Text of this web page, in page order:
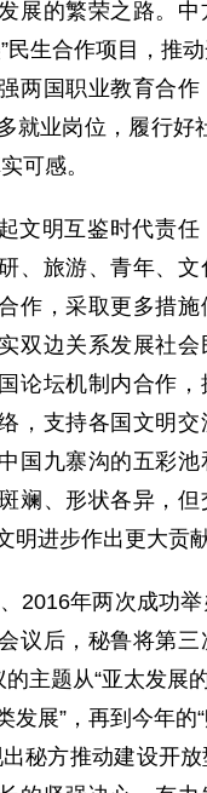
展的繁荣之路。
民生合作项目，推动
两国职业教育合
就业岗位，履行好
可感。
文明互鉴时代责
、旅游、青年、
作，采取更多措施
双边关系发展社会
论坛机制内合作，
，支持各国文明
国九寨沟的五彩池
斓、形状各异，
明进步作出更大贡献
2016年两次成功
议后，秘鲁将第
主题从“亚太发展
发展”，再到今年的
秘方推动建设开